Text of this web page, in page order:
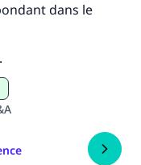
dans le